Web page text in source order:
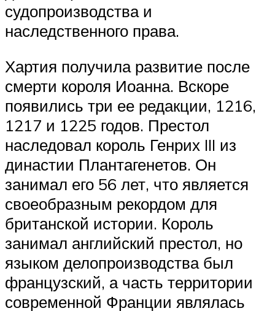
судопроизводства и
наследственного права.
Хартия получила развитие после
смерти короля Иоанна. Вскоре
появились три ее редакции, 1216,
1217 и 1225 годов. Престол
наследовал король Генрих III из
династии Плантагенетов. Он
занимал его 56 лет, что является
своеобразным рекордом для
британской истории. Король
занимал английский престол, но
языком делопроизводства был
французский, а часть территории
современной Франции являлась